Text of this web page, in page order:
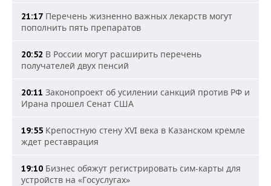
21:17 Перечень жизненно важных лекарств могут
пополнить пять препаратов
20:52 В России могут расширить перечень
получателей двух пенсий
20:11 Законопроект об усилении санкций против РФ и
Ирана прошел Сенат США
19:55 Крепостную стену XVI века в Казанском кремле
ждет реставрация
19:10 Бизнес обяжут регистрировать сим-карты для
устройств на «Госуслугах»